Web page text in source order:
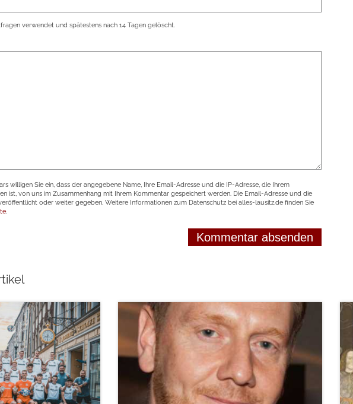
verwendet und spätestens nach 14 Tagen gelöscht.
willigen Sie ein, dass der angegebene Name, Ihre Email-Adresse und die IP-Adresse, die Ihrem
ist, von uns im Zusammenhang mit Ihrem Kommentar gespeichert werden. Die Email-Adresse und die
oder weiter gegeben. Weitere Informationen zum Datenschutz bei alles-lausitz.de finden Sie
.
weiterlesen